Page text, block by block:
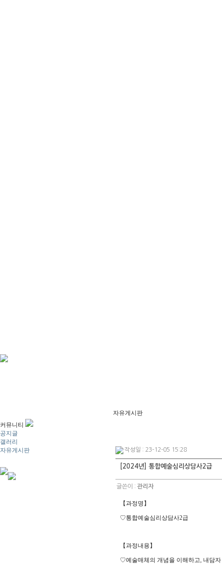
커뮤니티
공지글
갤러리
자유게시판
자유게시판
작성일 : 23-12-05 15:28
[2024년] 통합예술심리상담사2급
글쓴이 :관리자
【과정명 】
♡통합예술심리상담사2급
【과정내용 】
♡예술매체의 개념을 이해하고,내담